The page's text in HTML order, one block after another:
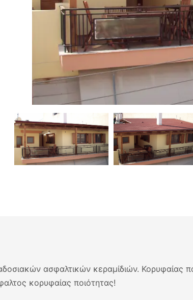
ασφαλτικών κεραμίδιών. Κορυφαίας
κορυφαίας ποιότητας!